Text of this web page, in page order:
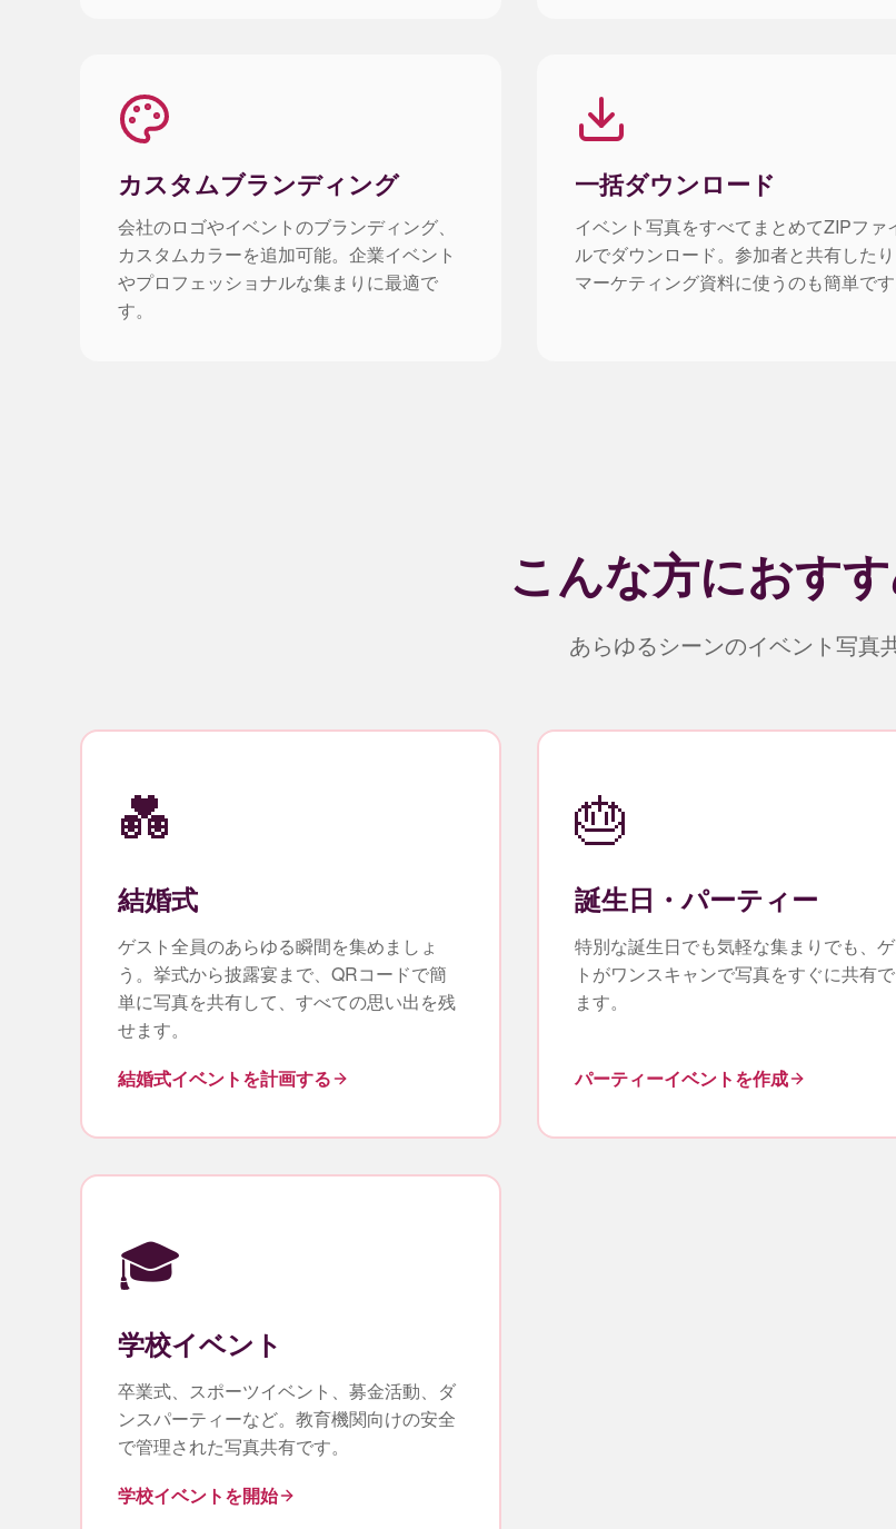
カスタムブランディング
会社のロゴやイベントのブランディング、
カスタムカラーを追加可能。企業イベント
やプロフェッショナルな集まりに最適で
す。
一括ダウンロード
イベント写真をすべてまとめてZIPファ
ルでダウンロード。参加者と共有したり
マーケティング資料に使うのも簡単です
こんな方におす
あらゆるシーンのイベント写真
💑
結婚式
ゲスト全員のあらゆる瞬間を集めましょ
う。挙式から披露宴まで、QRコードで簡
単に写真を共有して、すべての思い出を残
せます。
結婚式イベントを計画する
🎂
誕生日・パーティー
特別な誕生日でも気軽な集まりでも、
トがワンスキャンで写真をすぐに共有
ます。
パーティーイベントを作成
🎓
学校イベント
卒業式、スポーツイベント、募金活動、ダ
ンスパーティーなど。教育機関向けの安全
で管理された写真共有です。
学校イベントを開始